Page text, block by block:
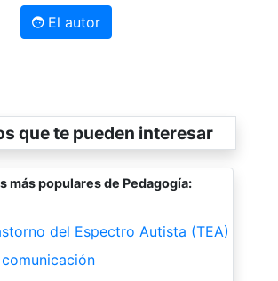
El autor
que te pueden interesar
más populares de Pedagogía:
del Espectro Autista (TEA)